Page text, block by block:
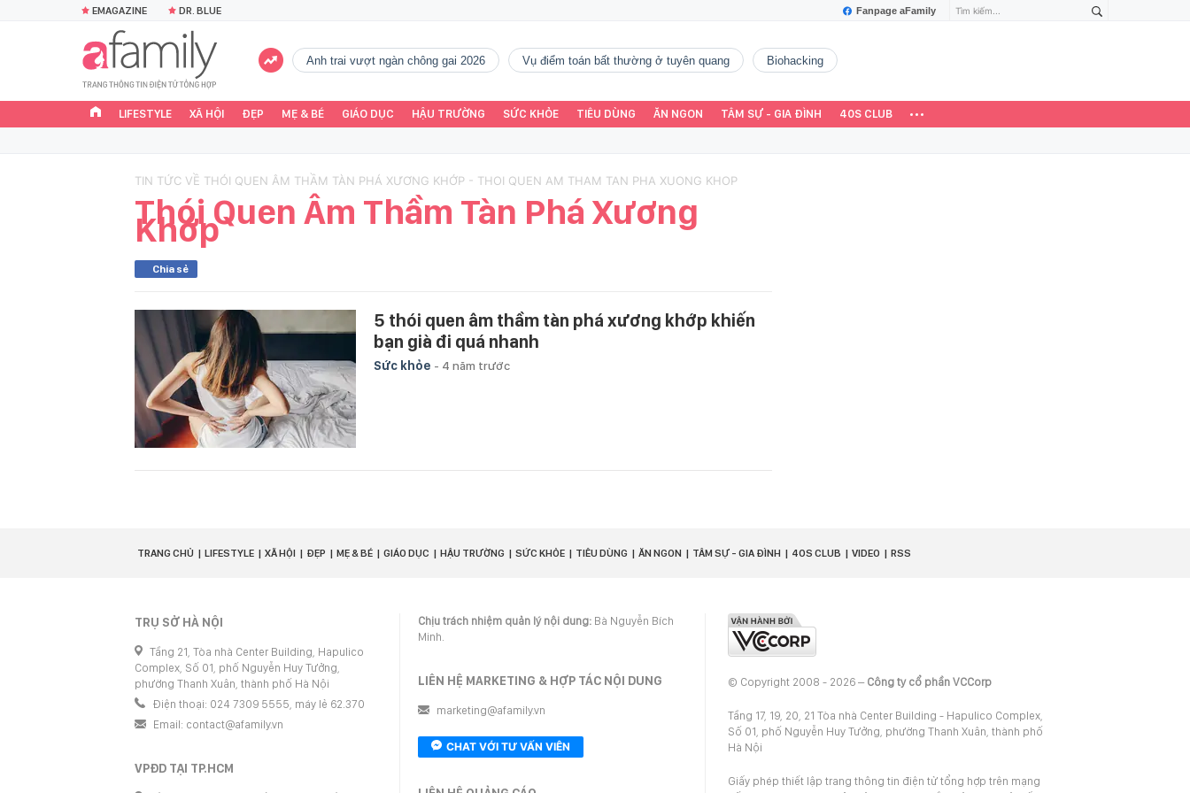
Fanpage aFamily
EMAGAZINE DR. BLUE
Anh trai vượt ngàn chông gai 2026 vụ điểm toán bất thường ở tuyên quang Biohacking
LIFESTYLE XÃ HỘI ĐẸP MẸ & BÉ GIÁO DỤC HẬU TRƯỜNG SỨC KHỎE TIÊU DÙNG ĂN NGON TÂM SỰ - GIA ĐÌNH 40S CLUB
TIN TỨC VỀ THÓI QUEN ÂM THẦM TÀN PHÁ XƯƠNG KHỚP - THOI QUEN AM THAM TAN PHA XUONG KHOP
Thói Quen Âm Thầm Tàn Phá Xương
Khớp
Chia sẻ
5 thói quen âm thầm tàn phá xương khớp khiến
bạn già đi quá nhanh
Sức khỏe - 4 năm trước
TRANG CHỦ LIFESTYLE XÃ HỘI ĐẸP MẸ & BÉ GIÁO DỤC HẬU TRƯỜNG SỨC KHỎE TIÊU DÙNG ĂN NGON TÂM SỰ - GIA ĐÌNH 40S CLUB VIDEO RSS
TRỤ SỞ HÀ NỘI
Tầng 21, Tòa nhà Center Building, Hapulico
Complex, Số 01, phố Nguyễn Huy Tưởng,
phường Thanh Xuân, thành phố Hà Nội
Điện thoại: 024 7309 5555, máy lẻ 62.370
Email: contact@afamily.vn
VPĐD TẠI TP.HCM
Chịu trách nhiệm quản lý nội dung: Bà Nguyễn Bích
Minh.
LIÊN HỆ MARKETING & HỢP TÁC NỘI DUNG
marketing@afamily.vn
CHAT VỚI TƯ VẤN VIÊN
© Copyright 2008 - 2026 – Công ty cổ phần VCCorp
Tầng 17, 19, 20, 21 Tòa nhà Center Building - Hapulico Complex,
Số 01, phố Nguyễn Huy Tưởng, phường Thanh Xuân, thành phố
Hà Nội
Giấy phép thiết lập trang thông tin điện tử tổng hợp trên mạng